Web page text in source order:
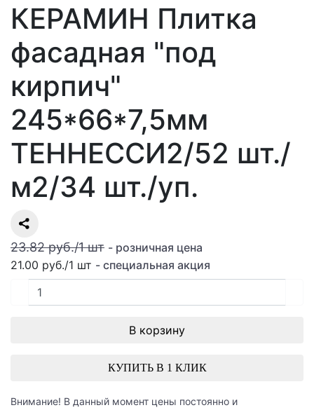
КЕРАМИН Плитка
фасадная "под
кирпич"
245*66*7,5мм
ТЕННЕССИ2/52 шт./
м2/34 шт./уп.
23.82 руб./1шт - розничная цена
21.00 руб./1 шт - специальная акция
В корзину
КУПИТЬ В 1 КЛИК
Внимание! В данный момент цены постоянно и